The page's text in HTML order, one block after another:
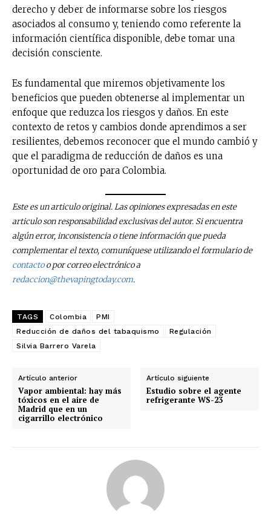
derecho y deber de informarse sobre los riesgos
asociados al consumo y, teniendo como referente la
información científica disponible, debe tomar una
decisión consciente.
Es fundamental que miremos objetivamente los
beneficios que pueden obtenerse al implementar un
enfoque que reduzca los riesgos y daños. En este
contexto de retos y cambios donde aprendimos a ser
resilientes, debemos reconocer que el mundo cambió y
que el paradigma de reducción de daños es una
oportunidad de oro para Colombia.
Este es un articulo original. Las opiniones expresadas en este
articulo son responsabilidad exclusivas del autor. Si encuentra
algún error, inconsistencia o tiene información que pueda
complementar el texto, comuníquese utilizando el formulario de
contactoo por correo electrónico a
redaccion@thevapingtoday.com.
TAGS Colombia
PMI
Reducción de daños del tabaquismo
Regulación
Silvia Barrero Varela
Artículo anterior
Vapor ambiental: hay más
tóxicos en el aire de
Madrid que en un
cigarrillo electrónico
Artículo siguiente
Estudio sobre el agente
refrigerante WS-23